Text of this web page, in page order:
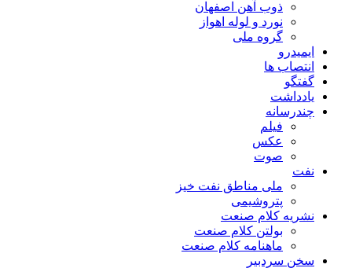
ذوب آهن اصفهان
نورد و لوله اهواز
گروه ملی
ایمیدرو
انتصاب ها
گفتگو
یادداشت
چندرسانه
فیلم
عکس
صوت
نفت
ملی مناطق نفت خیز
پتروشیمی
نشریه کلام صنعت
بولتن کلام صنعت
ماهنامه کلام صنعت
سخن سردبیر